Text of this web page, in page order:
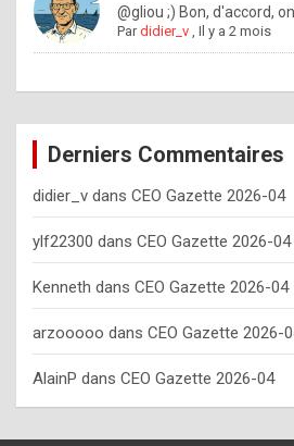
w
o
e
y
o
u
s
h
o
@gliou ;) Bon, d'accord,
Pardidier_v ,Il y a 2 mois
Derniers Commentaires
didier_v dans CEO Gazette 2026-04
ylf22300 dans CEO Gazette 2026-04
Kenneth dans CEO Gazette 2026-04
arzooooo dans CEO Gazette 2026-
AlainP dans CEO Gazette 2026-04